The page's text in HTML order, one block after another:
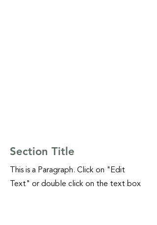
Section Title
This is a Paragraph. Click on "Edit
Text" or double click on the text box